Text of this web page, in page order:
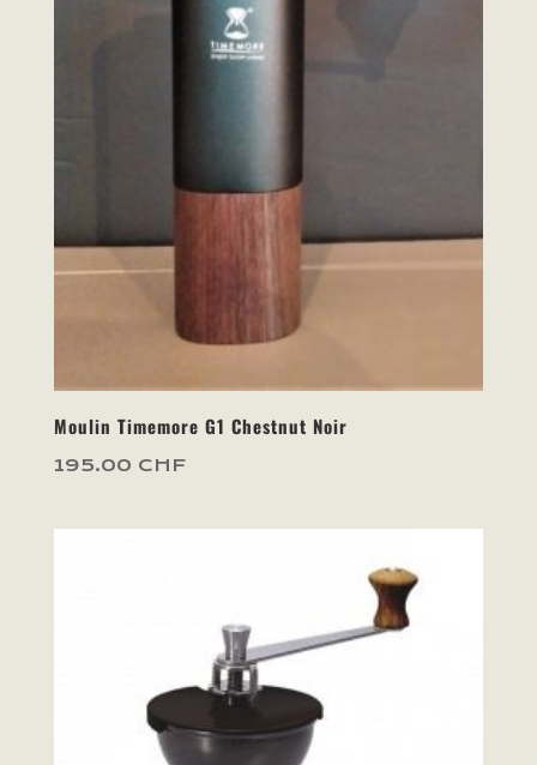
Moulin Timemore G1 Chestnut Noir
195.00 CHF